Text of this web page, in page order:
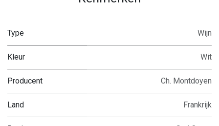
Type Wijn
Kleur Wit
Producent Ch. Montdoyen
Land Frankrijk